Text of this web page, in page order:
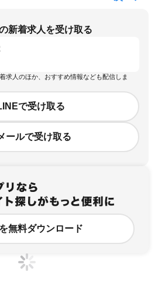
新着求人を受け取る
求人のほか、おすすめ情報なども配信しま
で受け取る
ールで受け取る
無料ダウンロード